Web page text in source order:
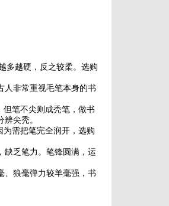
多越硬，反之较柔。选购
非常重视毛笔本身的书
笔不尖则成秃笔，做书
尖秃。
需把笔完全润开，选购
乏笔力。笔锋圆满，运
狼毫弹力较羊毫强，书